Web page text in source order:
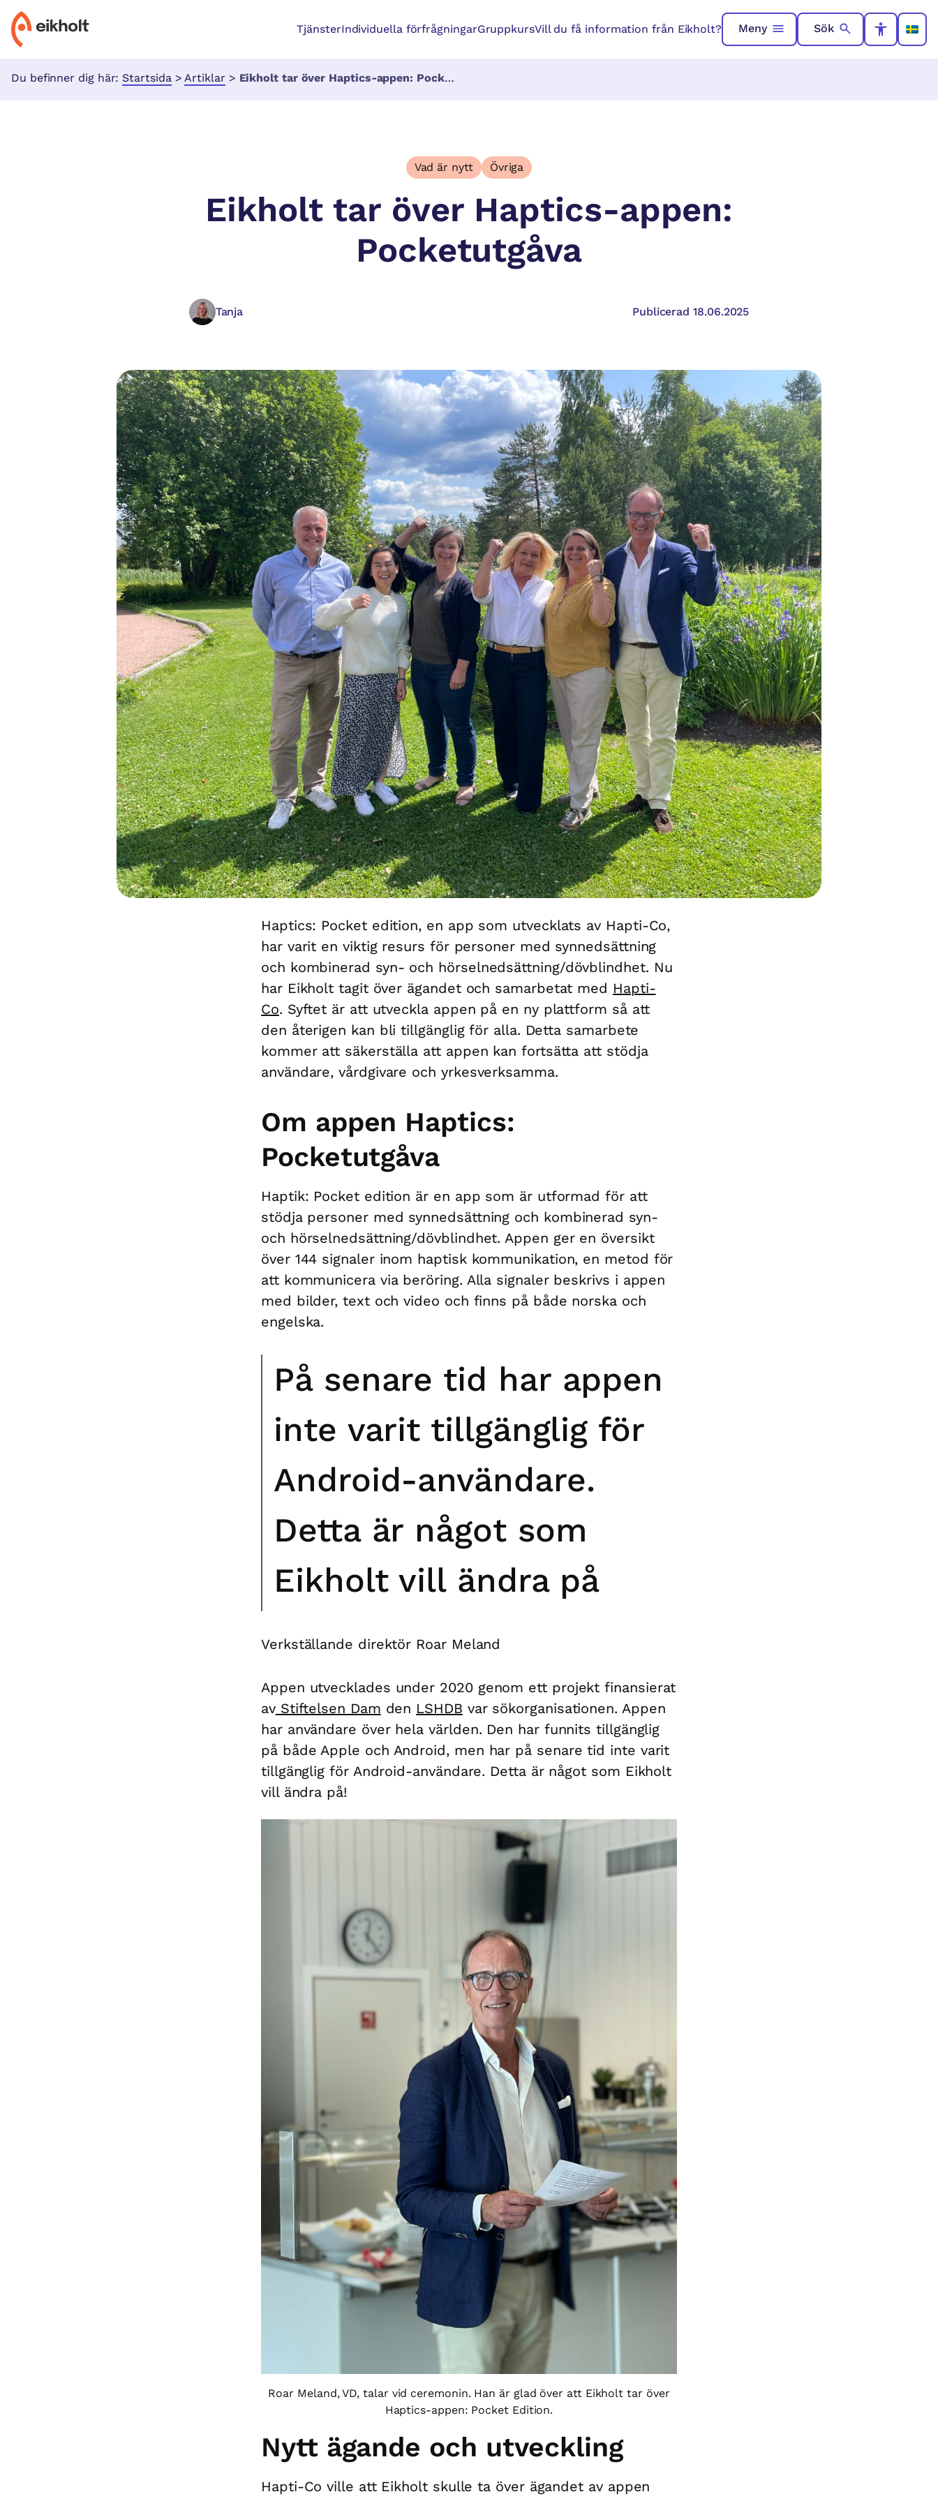
TjänsterIndividuella förfrågningarGruppkursVill du få information från Eikholt? Meny Sök
Du befinner dig här: Startsida > Artiklar > Eikholt tar över Haptics-appen: Pocketutgåva
Vad är nytt Övriga
Eikholt tar över Haptics-appen:
Pocketutgåva
Tanja Publicerad 18.06.2025
Haptics: Pocket edition, en app som utvecklats av Hapti-Co,
har varit en viktig resurs för personer med synnedsättning
och kombinerad syn- och hörselnedsättning/dövblindhet. Nu
har Eikholt tagit över ägandet och samarbetat med Hapti-
Co. Syftet är att utveckla appen på en ny plattform så att
den återigen kan bli tillgänglig för alla. Detta samarbete
kommer att säkerställa att appen kan fortsätta att stödja
användare, vårdgivare och yrkesverksamma.
Om appen Haptics:
Pocketutgåva
Haptik: Pocket edition är en app som är utformad för att
stödja personer med synnedsättning och kombinerad syn-
och hörselnedsättning/dövblindhet. Appen ger en översikt
över 144 signaler inom haptisk kommunikation, en metod för
att kommunicera via beröring. Alla signaler beskrivs i appen
med bilder, text och video och finns på både norska och
engelska.
På senare tid har appen
inte varit tillgänglig för
Android-användare.
Detta är något som
Eikholt vill ändra på
Verkställande direktör Roar Meland
Appen utvecklades under 2020 genom ett projekt finansierat
avStiftelsen Dam den LSHDB var sökorganisationen. Appen
har användare över hela världen. Den har funnits tillgänglig
på både Apple och Android, men har på senare tid inte varit
tillgänglig för Android-användare. Detta är något som Eikholt
vill ändra på!
Roar Meland, VD, talar vid ceremonin. Han är glad över att Eikholt tar över
Haptics-appen: Pocket Edition.
Nytt ägande och utveckling
Hapti-Co ville att Eikholt skulle ta över ägandet av appen